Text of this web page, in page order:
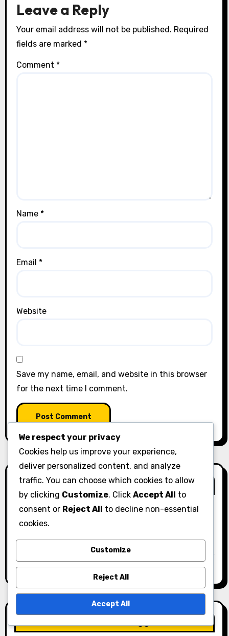
Leave a Reply
Your email address will not be published. Required
fields are marked *
Comment *
Name *
Email *
Website
Save my name, email, and website in this browser
for the next time I comment.
Länkar
Kontakta oss
Innehåll
We respect your privacy
Cookies help us improve your experience,
deliver personalized content, and analyze
traffic. You can choose which cookies to allow
by clicking Customize. Click Accept All to
consent or Reject All to decline non-essential
cookies.
Customize
Reject All
Accept All